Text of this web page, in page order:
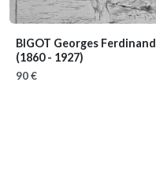
BIGOT Georges Ferdinand
(1860 - 1927)
90 €